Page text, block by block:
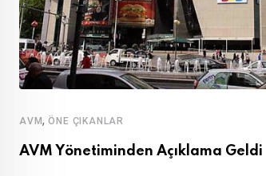
AVM,ÖNE ÇIKANLAR
AVM Yönetiminden Açıklama Geldi